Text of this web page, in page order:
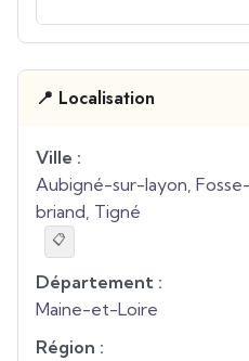
📍 Localisation
Ville :
Aubigné-sur-layon,
briand, Tigné
📋
Département :
Maine-et-Loire
Région :